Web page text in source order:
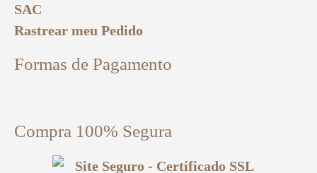
SAC
Rastrear meu Pedido
Formas de Pagamento
Compra 100% Segura